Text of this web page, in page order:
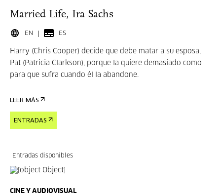
Married Life, Ira Sachs
EN ES
Harry (Chris Cooper) decide que debe matar a su esposa,
Pat (Patricia Clarkson), porque la quiere demasiado como
para que sufra cuando él la abandone.
LEER MÁS
ENTRADAS
Entradas disponibles
CINE Y AUDIOVISUAL